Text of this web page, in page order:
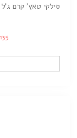
סילקי טאץ' קרם ג'ל
135